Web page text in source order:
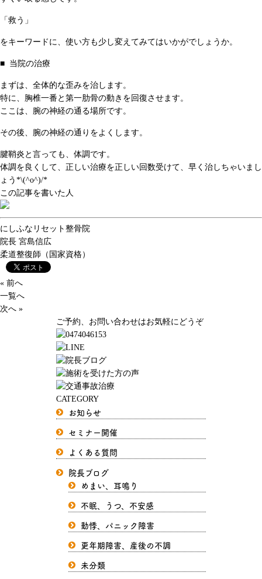
「救う」
をキーワードに、使い方も少し変えてみてはいかがでしょうか。
■ 当院の治療
まずは、全体的な歪みを治します。
特に、胸椎一番と第一肋骨の動きを回復させます。
ここは、腕の神経の通る場所です。
その後、腕の神経の通りをよくします。
腱鞘炎と言っても、体調です。
体調を良くして、正しい治療を正しい回数受けて、早く治しちゃいまし
ょう*\(^o^)/*
この記事を書いた人
にしふなリセット整骨院
院長 宮島信広
柔道整復師（国家資格）
« 前へ
一覧へ
次へ »
ご予約、お問い合わせはお気軽にどうぞ
CATEGORY
お知らせ
セミナー開催
よくある質問
院長ブログ
めまい、耳鳴り
不眠、うつ、不安感
動悸、パニック障害
更年期障害、産後の不調
未分類